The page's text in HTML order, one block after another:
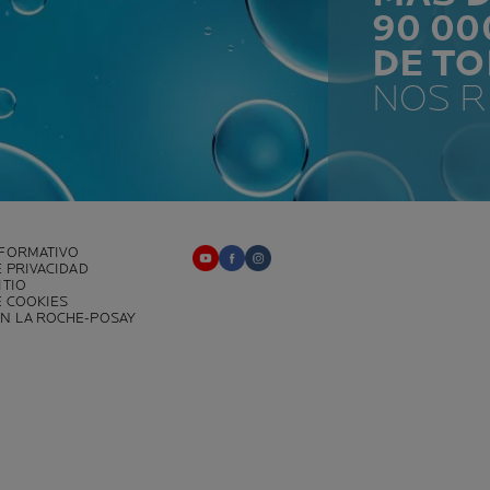
90
DE
NOS
PRIVACIDAD
COOKIES
LA ROCHE-POSAY